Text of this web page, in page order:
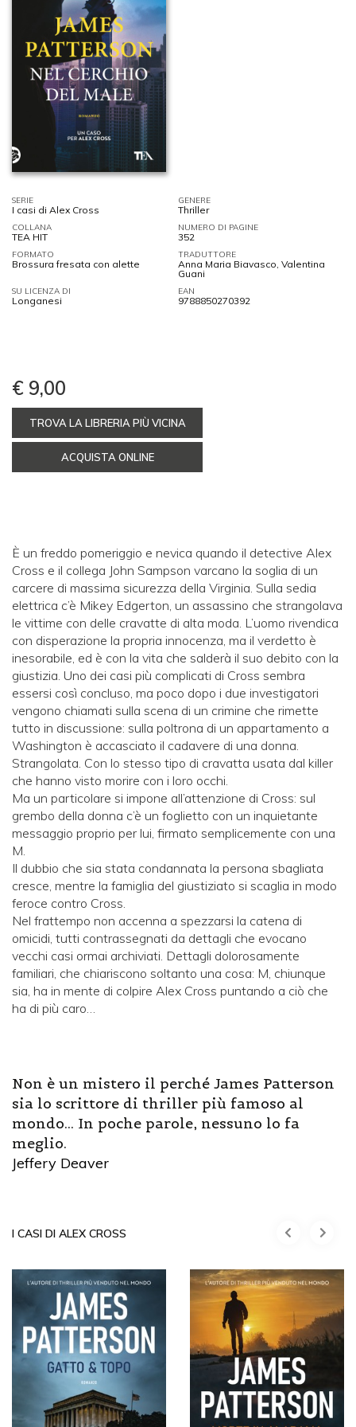
SERIE
I casi di Alex Cross
GENERE
Thriller
COLLANA
TEA HIT
NUMERO DI PAGINE
352
FORMATO
Brossura fresata con alette
TRADUTTORE
Anna Maria Biavasco, Valentina
Guani
SU LICENZA DI
Longanesi
EAN
9788850270392
€ 9,00
TROVA LA LIBRERIA PIÙ VICINA
ACQUISTA ONLINE
È un freddo pomeriggio e nevica quando il detective Alex
Cross e il collega John Sampson varcano la soglia di un
carcere di massima sicurezza della Virginia. Sulla sedia
elettrica c’è Mikey Edgerton, un assassino che strangolava
le vittime con delle cravatte di alta moda. L’uomo rivendica
con disperazione la propria innocenza, ma il verdetto è
inesorabile, ed è con la vita che salderà il suo debito con la
giustizia. Uno dei casi più complicati di Cross sembra
essersi così concluso, ma poco dopo i due investigatori
vengono chiamati sulla scena di un crimine che rimette
tutto in discussione: sulla poltrona di un appartamento a
Washington è accasciato il cadavere di una donna.
Strangolata. Con lo stesso tipo di cravatta usata dal killer
che hanno visto morire con i loro occhi.
Ma un particolare si impone all’attenzione di Cross: sul
grembo della donna c’è un foglietto con un inquietante
messaggio proprio per lui, firmato semplicemente con una
M.
Il dubbio che sia stata condannata la persona sbagliata
cresce, mentre la famiglia del giustiziato si scaglia in modo
feroce contro Cross.
Nel frattempo non accenna a spezzarsi la catena di
omicidi, tutti contrassegnati da dettagli che evocano
vecchi casi ormai archiviati. Dettagli dolorosamente
familiari, che chiariscono soltanto una cosa: M, chiunque
sia, ha in mente di colpire Alex Cross puntando a ciò che
ha di più caro…
Non è un mistero il perché James Patterson
sia lo scrittore di thriller più famoso al
mondo... In poche parole, nessuno lo fa
meglio.
Jeffery Deaver
I CASI DI ALEX CROSS